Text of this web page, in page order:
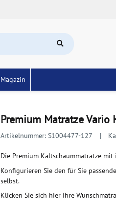
Magazin
Premium Matratze
Artikelnummer: S1004477-127
Die Premium Kaltschaummatratze
Konfigurieren Sie den für Sie
selbst.
Klicken Sie sich hier ihre